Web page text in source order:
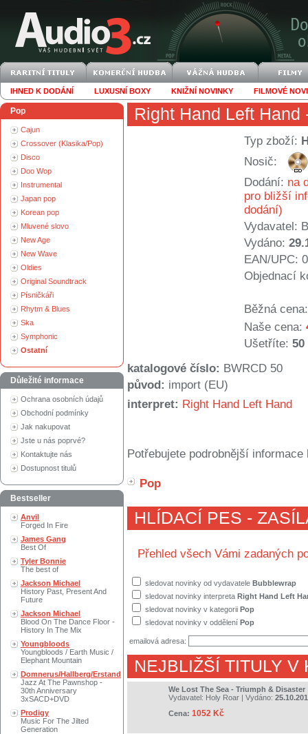
IHNED K DODÁNÍ LUXUSNÍ BOXY KNIŽNÍ NOVINKY FILMOVÉ
Pop
Cajun
Crossover (Klasika/Pop)
Disco
Doo Wop
Instrumental
Japan pop
Korean pop
Mluvené slovo
New Age
New Wave
Oldies
Original Soundtrack
Písničkáři
Rhytm & Blues
Ska
Symphonic
Ostatní
Důležité informace
Ochrana osobních údajů
Obchodní podmínky
Jak nakupovat
Jste u nás poprvé?
Kontaktujte nás
Dostupnost titulů
Bestseller
Anvil
Forged In Fire
James Gang
Best Of
Tyler Bonnie
The best of
Jackson Michael
History Past, Present And
Future
Jackson Michael
Blood On The Dance Floor -
History In The Mix
Youngbloods
Youngbloods / Earth Music /
Elephant Mountain
Domnerus/Hallberg/Erstand
Jazz At The Pawnshop -
30th Anniversary
3xSACD+DVD
Prodigy
Music For The Jilted
Generation
Right Hand Left Hand
Typ zboží:
Nosič:
Dodání: na
pro bližší
dodání)
Vydavatel:
Vydáno:
EAN/UPC:
Objednací
Běžná cena:
Naše cena:
Ušetříte: 50
katalogové číslo: BWRCD 50
původ: import (EU)
interpret: Right Hand Left Hand
Potřebujete podrobnější
Pop
HLÍDACÍ PES -
Přehled všech Vámi zadaných
sledovat novinky od vydavatele Bubblewrap
sledovat novinky interpreta Right Hand Left
sledovat novinky v kategorii Pop
sledovat novinky v oddělení Pop
emailová adresa:
NEJBLIŽŠÍ TITULY V
We Lost The Sea - Triumph & Disaster
Vydavatel: Holy Roar | Vydáno:
Cena: 1052 Kč